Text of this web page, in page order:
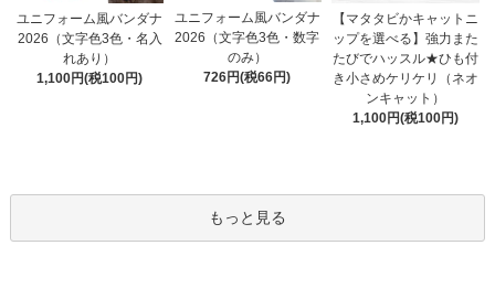
ユニフォーム風バンダナ
2026（文字色3色・名入
れあり）
1,100円(税100円)
ユニフォーム風バンダナ
2026（文字色3色・数字
のみ）
726円(税66円)
【マタタビかキャットニ
ップを選べる】強力また
たびでハッスル★ひも付
き小さめケリケリ（ネオ
ンキャット）
1,100円(税100円)
もっと見る